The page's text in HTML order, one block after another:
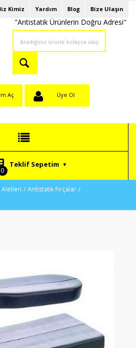
Kimiz Yardım Blog Bize Ulaşın
"Antistatik Ürünlerin Doğru Adresi"
Aç Üye Ol
Teklif Sepetim
Aletleri
Antistatik Fırçalar